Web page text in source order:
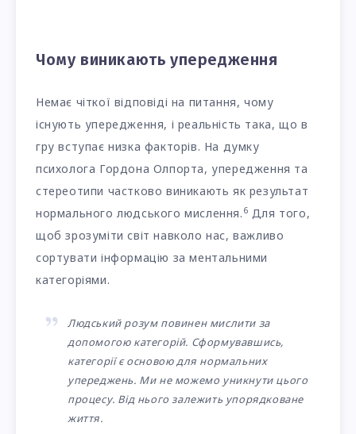
Чому виникають упередження
Немає чіткої відповіді на питання, чому
існують упередження, і реальність така, що в
гру вступає низка факторів. На думку
психолога Гордона Олпорта, упередження та
стереотипи частково виникають як результат
нормального людського мислення. 6 Для того,
щоб зрозуміти світ навколо нас, важливо
сортувати інформацію за ментальними
категоріями.
Людський розум повинен мислити за
допомогою категорій. Сформувавшись,
категорії є основою для нормальних
упереджень. Ми не можемо уникнути цього
процесу. Від нього залежить упорядковане
життя.